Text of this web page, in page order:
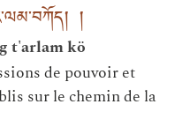
།
t'arlam kö
de pouvoir et
sur le chemin de la